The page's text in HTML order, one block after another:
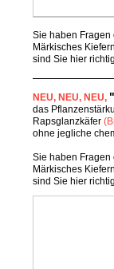
Sie haben
Märkisches
sind Sie hier
NEU, NEU, NEU,
das
Rapsglanzkäfer
ohne jegliche
Sie haben
Märkisches
sind Sie hier